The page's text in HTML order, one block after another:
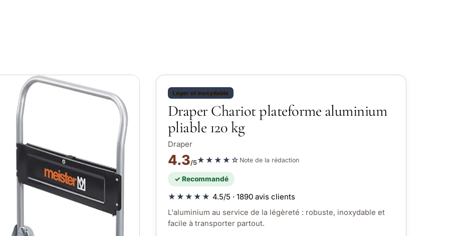
Léger et inoxydable
Draper Chariot plateforme aluminium
pliable 120 kg
Draper
4.3/5★★★★☆ Note de la rédaction
✓ Recommandé
★★★★★ 4.5/5 · 1890 avis clients
L'aluminium au service de la légèreté : robuste, inoxydable et
facile à transporter partout.